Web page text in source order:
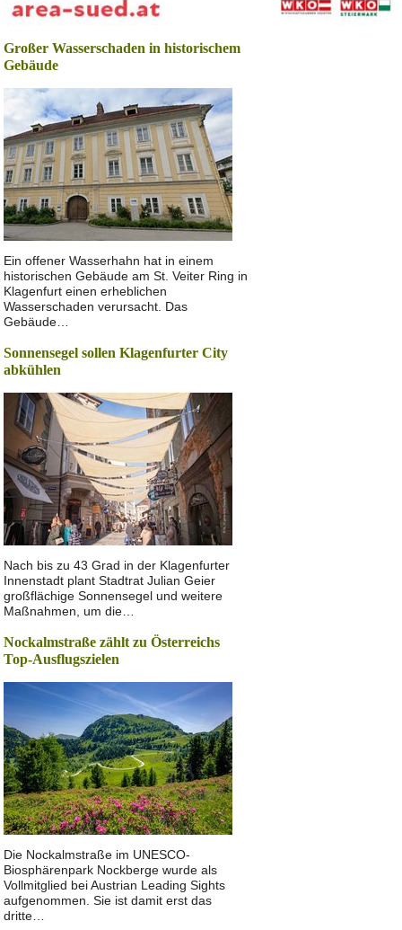
Großer Wasserschaden in historischem
Gebäude
Ein offener Wasserhahn hat in einem
historischen Gebäude am St. Veiter Ring in
Klagenfurt einen erheblichen
Wasserschaden verursacht. Das
Gebäude…
Sonnensegel sollen Klagenfurter City
abkühlen
Nach bis zu 43 Grad in der Klagenfurter
Innenstadt plant Stadtrat Julian Geier
großflächige Sonnensegel und weitere
Maßnahmen, um die…
Nockalmstraße zählt zu Österreichs
Top-Ausflugszielen
Die Nockalmstraße im UNESCO-
Biosphärenpark Nockberge wurde als
Vollmitglied bei Austrian Leading Sights
aufgenommen. Sie ist damit erst das
dritte…